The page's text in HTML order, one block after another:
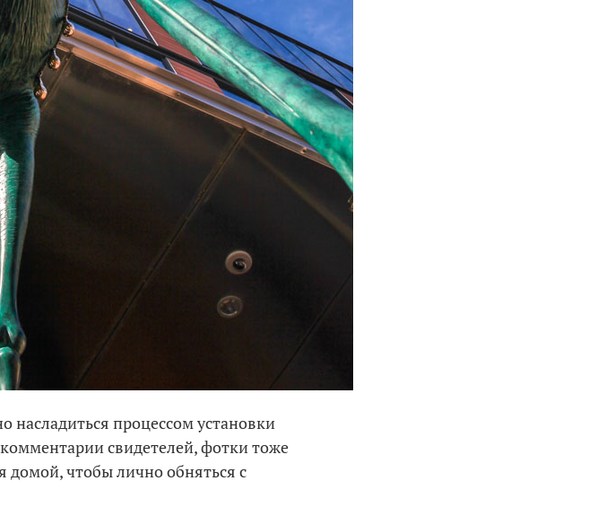
насладиться процессом установки
комментарии свидетелей, фотки тоже
чтобы лично обняться с